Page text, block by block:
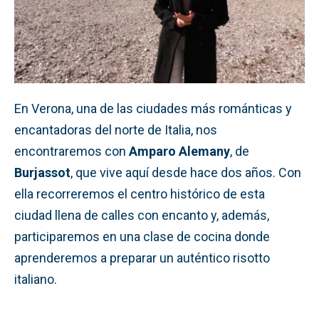
En Verona, una de las ciudades más románticas y
encantadoras del norte de Italia, nos
encontraremos con Amparo Alemany, de
Burjassot, que vive aquí desde hace dos años. Con
ella recorreremos el centro histórico de esta
ciudad llena de calles con encanto y, además,
participaremos en una clase de cocina donde
aprenderemos a preparar un auténtico risotto
italiano.